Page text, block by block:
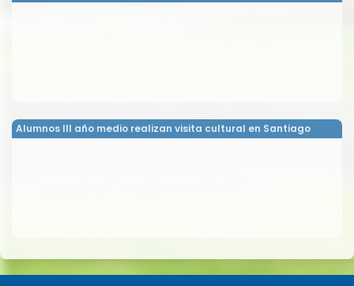
Alumnos III año medio realizan visita cultural en Santiago